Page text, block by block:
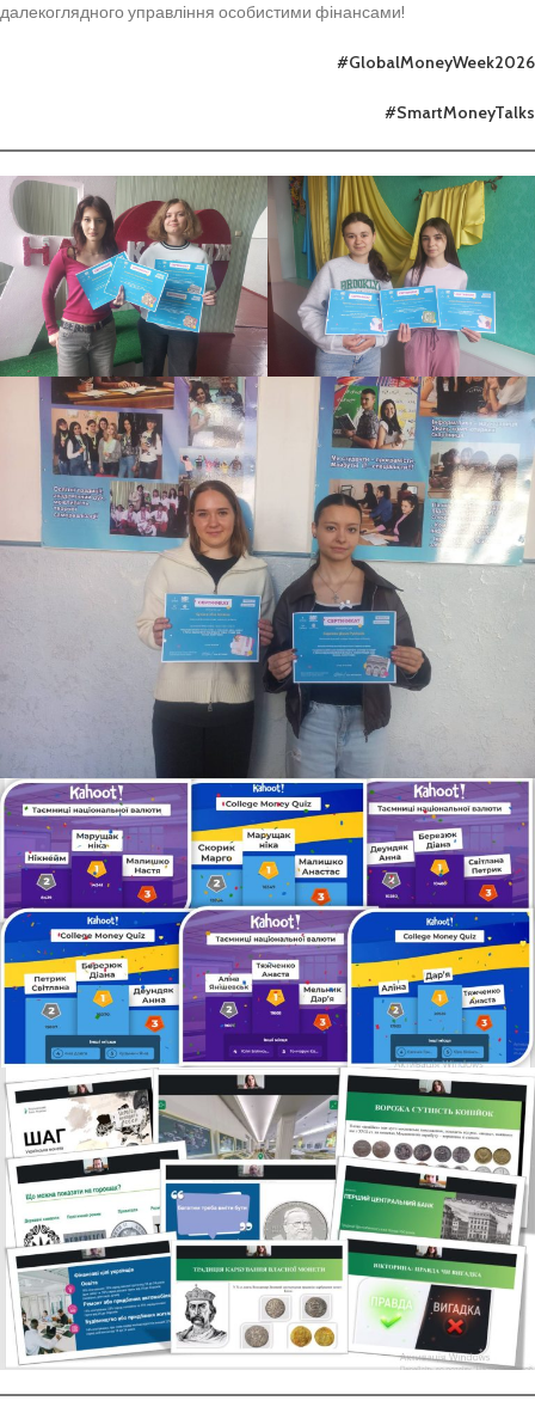
далекоглядного управління особистими фінансами!
#GlobalMoneyWeek2026
#SmartMoneyTalks